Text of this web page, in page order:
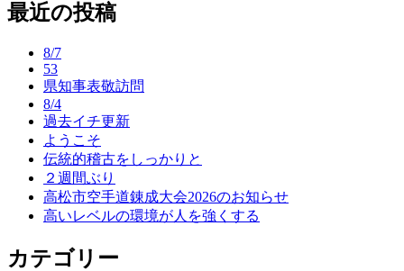
最近の投稿
8/7
53
県知事表敬訪問
8/4
過去イチ更新
ようこそ
伝統的稽古をしっかりと
２週間ぶり
高松市空手道錬成大会2026のお知らせ
高いレベルの環境が人を強くする
カテゴリー